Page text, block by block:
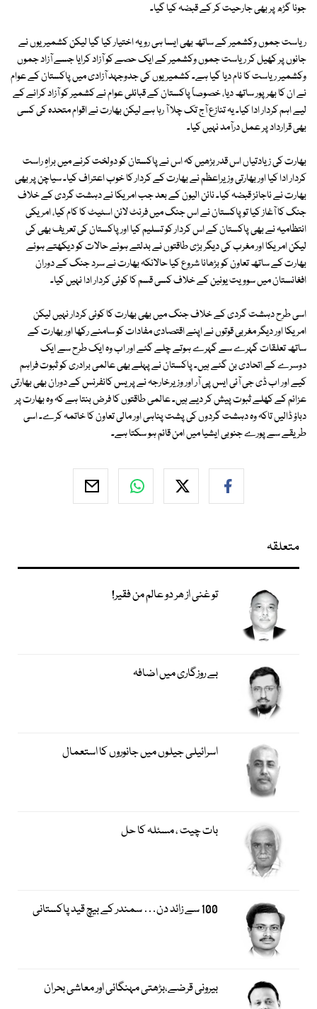
جونا گڑھ پر بھی جارحیت کر کے قبضہ کیا گیا۔
ریاست جموں وکشمیر کے ساتھ بھی ایسا ہی رویہ اختیار کیا گیا لیکن کشمیریوں نے
جانوں پر کھیل کر ریاست جموں وکشمیر کے ایک حصے کو آزاد کرایا جسے آزاد جموں
وکشمیر ریاست کا نام دیا گیا ہے۔ کشمیریوں کی جدوجہد آزادی میں پاکستان کے عوام
نے ان کا بھرپور ساتھ دیا، خصوصاً پاکستان کے قبائلی عوام نے کشمیر کو آزاد کرانے کے
لیے اہم کردار ادا کیا۔ یہ تنازع آج تک چلا آ رہا ہے لیکن بھارت نے اقوام متحدہ کی کسی
بھی قرارداد پر عمل درآمد نہیں کیا۔
بھارت کی زیادتیاں اس قدر بڑھیں کہ اس نے پاکستان کو دولخت کرنے میں براہِ راست
کردار ادا کیا اور بھارتی وزیراعظم نے بھارت کے کردار کا خوب اعتراف کیا۔ سیاچن پر بھی
بھارت نے ناجائز قبضہ کیا۔ نائن الیون کے بعد جب امریکا نے دہشت گردی کے خلاف
جنگ کا آغاز کیا تو پاکستان نے اس جنگ میں فرنٹ لائن اسٹیٹ کا کام کیا، امریکی
انتظامیہ نے بھی پاکستان کے اس کردار کو تسلیم کیا اور پاکستان کی تعریف بھی کی
لیکن امریکا اور مغرب کی دیگر بڑی طاقتوں نے بدلتے ہوئے حالات کو دیکھتے ہوئے
بھارت کے ساتھ تعاون کو بڑھانا شروع کیا حالانکہ بھارت نے سرد جنگ کے دوران
افغانستان میں سوویت یونین کے خلاف کسی قسم کا کوئی کردار ادا نہیں کیا۔
اسی طرح دہشت گردی کے خلاف جنگ میں بھی بھارت کا کوئی کردار نہیں لیکن
امریکا اور دیگر مغربی قوتوں نے اپنے اقتصادی مفادات کو سامنے رکھا اور بھارت کے
ساتھ تعلقات گہرے سے گہرے ہوتے چلے گئے اور اب وہ ایک طرح سے ایک
دوسرے کے اتحادی بن گئے ہیں۔ پاکستان نے پہلے بھی عالمی برادری کو ثبوت فراہم
کیے اور اب ڈی جی آئی ایس پی آر اور وزیرخارجہ نے پریس کانفرنس کے دوران بھی بھارتی
عزائم کے کھلے ثبوت پیش کر دیے ہیں۔ عالمی طاقتوں کا فرض بنتا ہے کہ وہ بھارت پر
دباؤ ڈالیں تاکہ وہ دہشت گردوں کی پشت پناہی اور مالی تعاون کا خاتمہ کرے۔ اسی
طریقے سے پورے جنوبی ایشیا میں امن قائم ہو سکتا ہے۔
متعلقہ
تو غنی از ھر دو عالم من فقیر!
بے روزگاری میں اضافہ
اسرائیلی جیلوں میں جانوروں کا استعمال
بات چیت ، مسئلہ کا حل
100 سے زائد دن… سمندر کے بیچ قید پاکستانی
بیرونی قرضے،بڑھتی مہنگائی اور معاشی بحران